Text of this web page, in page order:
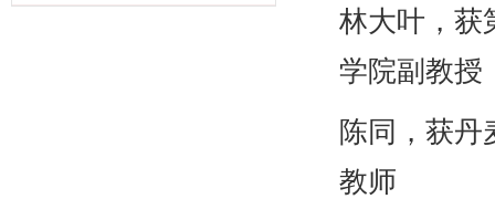
林大叶，获
学院副教授
陈同，获丹
教师